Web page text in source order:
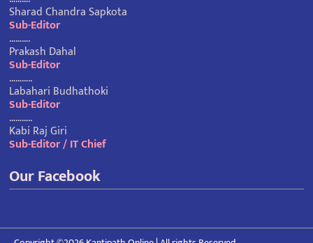
Sharad Chandra Sapkota
Sub-Editor
……….
Prakash Dahal
Sub-Editor
………..
Labahari Budhathoki
Sub-Editor
………..
Kabi Raj Giri
Sub-Editor / IT Chief
Our Facebook